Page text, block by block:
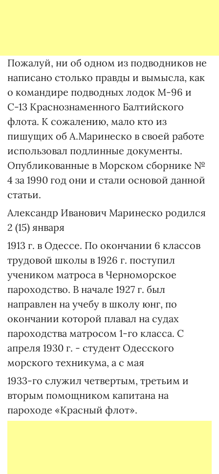
Пожалуй, ни об одном из подводников не
написано столько правды и вымысла, как
о командире подводных лодок М-96 и
С-13 Краснознаменного Балтийского
флота. К сожалению, мало кто из
пишущих об А.Маринеско в своей работе
использовал подлинные документы.
Опубликованные в Морском сборнике №
4 за 1990 год они и стали основой данной
статьи.
Александр Иванович Маринеско родился
2 (15) января
1913 г. в Одессе. По окончании 6 классов
трудовой школы в 1926 г. поступил
учеником матроса в Черноморское
пароходство. В начале 1927 г. был
направлен на учебу в школу юнг, по
окончании которой плавал на судах
пароходства матросом 1-го класса. С
апреля 1930 г. - студент Одесского
морского техникума, а с мая
1933-го служил четвертым, третьим и
вторым помощником капитана на
пароходе «Красный флот».